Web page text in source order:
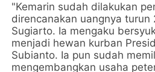
"Kemarin sudah dilakukan
direncanakan uangnya turun
Sugiarto. Ia mengaku
menjadi hewan kurban
Subianto. Ia pun sudah
mengembangkan usaha